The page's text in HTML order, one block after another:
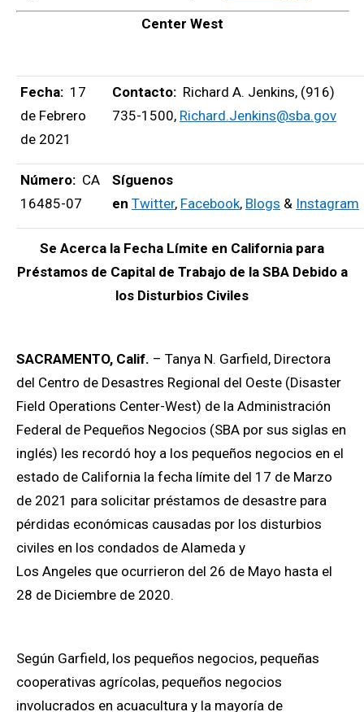
Center West
Fecha: 17
de Febrero
de 2021
Contacto: Richard A. Jenkins, (916)
735-1500, Richard.Jenkins@sba.gov
Número: CA
16485-07
Síguenos
en Twitter, Facebook, Blogs & Instagram
Se Acerca la Fecha Límite en California para
Préstamos de Capital de Trabajo de la SBA Debido a
los Disturbios Civiles
SACRAMENTO, Calif. – Tanya N. Garfield, Directora
del Centro de Desastres Regional del Oeste (Disaster
Field Operations Center-West) de la Administración
Federal de Pequeños Negocios (SBA por sus siglas en
inglés) les recordó hoy a los pequeños negocios en el
estado de California la fecha límite del 17 de Marzo
de 2021 para solicitar préstamos de desastre para
pérdidas económicas causadas por los disturbios
civiles en los condados de Alameda y
Los Angeles que ocurrieron del 26 de Mayo hasta el
28 de Diciembre de 2020.
Según Garfield, los pequeños negocios, pequeñas
cooperativas agrícolas, pequeños negocios
involucrados en acuacultura y la mayoría de